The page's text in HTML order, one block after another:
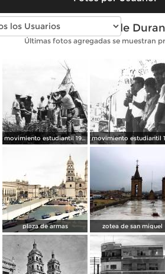
Fotos antiguas de
Últimas fotos agregadas se muestran
movimiento estudiantil 1966
plaza de armas zotea de san miguel